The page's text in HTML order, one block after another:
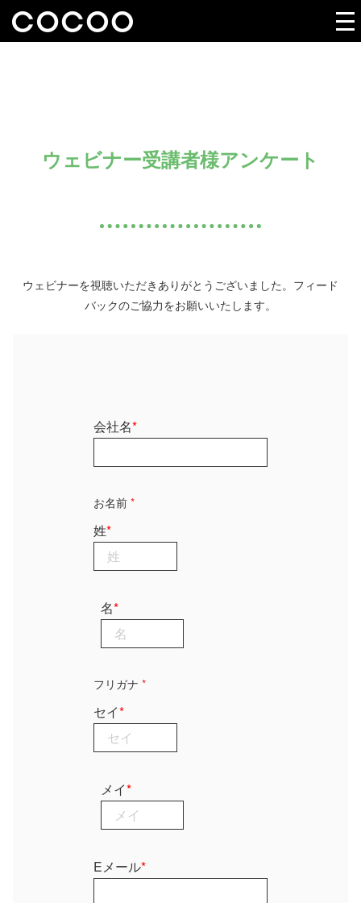
ウェビナー受講者様アンケート
ウェビナーを視聴いただきありがとうございました。フィード
バックのご協力をお願いいたします。
会社名*
お名前 *
姓*
名*
フリガナ *
セイ*
メイ*
Eメール*